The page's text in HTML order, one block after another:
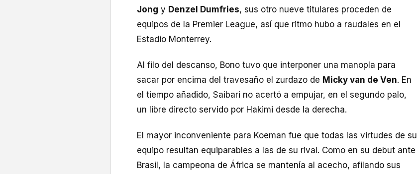
Jong y Denzel Dumfries, sus otro nueve titulares proceden de
equipos de la Premier League, así que ritmo hubo a raudales en el
Estadio Monterrey.
Al filo del descanso, Bono tuvo que interponer una manopla para
sacar por encima del travesaño el zurdazo de Micky van de Ven. En
el tiempo añadido, Saibari no acertó a empujar, en el segundo palo,
un libre directo servido por Hakimi desde la derecha.
El mayor inconveniente para Koeman fue que todas las virtudes de su
equipo resultan equiparables a las de su rival. Como en su debut ante
Brasil, la campeona de África se mantenía al acecho, afilando sus